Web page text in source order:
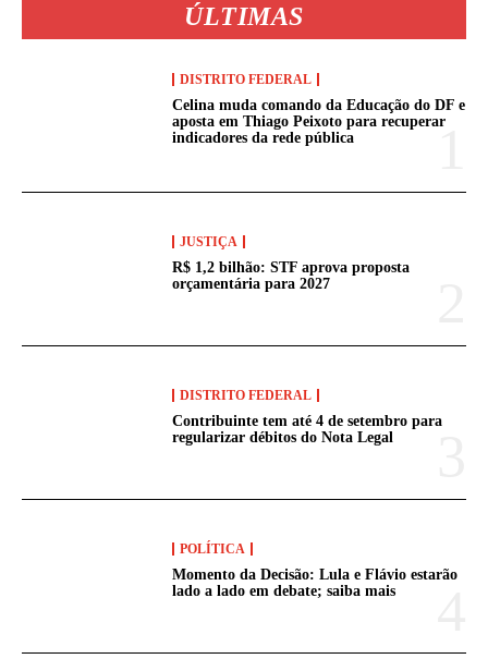
ÚLTIMAS
DISTRITO FEDERAL
Celina muda comando da Educação do DF e
aposta em Thiago Peixoto para recuperar
indicadores da rede pública
JUSTIÇA
R$ 1,2 bilhão: STF aprova proposta
orçamentária para 2027
DISTRITO FEDERAL
Contribuinte tem até 4 de setembro para
regularizar débitos do Nota Legal
POLÍTICA
Momento da Decisão: Lula e Flávio estarão
lado a lado em debate; saiba mais